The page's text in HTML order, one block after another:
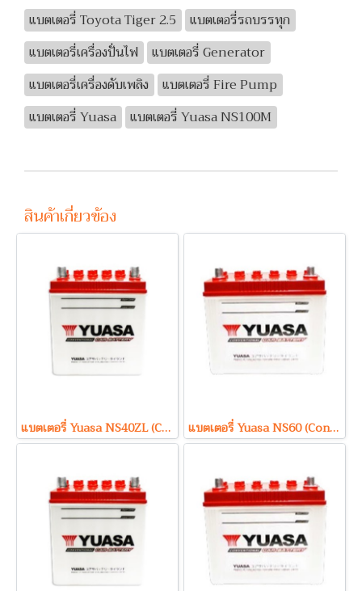
แบตเตอรี่ Toyota Tiger 2.5
แบตเตอรี่รถบรรทุก
แบตเตอรี่เครื่องปั่นไฟ
แบตเตอรี่ Generator
แบตเตอรี่เครื่องดับเพลิง
แบตเตอรี่ Fire Pump
แบตเตอรี่ Yuasa
แบตเตอรี่ Yuasa NS100M
สินค้าเกี่ยวข้อง
แบตเตอรี่ Yuasa NS40ZL (Conventional Type) 12V 35Ah แบตเตอรี่ Yuasa NS60 (Conventional Type) 12V 45Ah